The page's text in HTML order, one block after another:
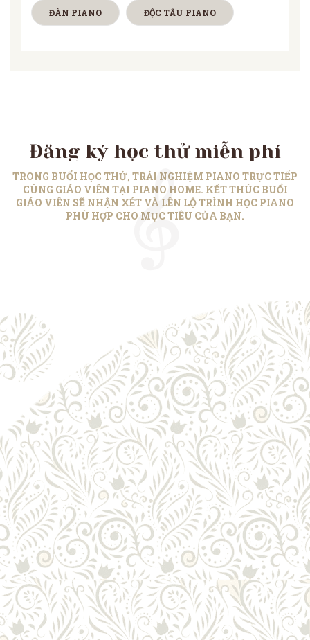
ĐÀN PIANO ĐỘC TẤU PIANO
Đăng ký học thử miễn phí
TRONG BUỔI HỌC THỬ, TRẢI NGHIỆM PIANO TRỰC TIẾP
CÙNG GIÁO VIÊN TẠI PIANO HOME. KẾT THÚC BUỔI
GIÁO VIÊN SẼ NHẬN XÉT VÀ LÊN LỘ TRÌNH HỌC PIANO
PHÙ HỢP CHO MỤC TIÊU CỦA BẠN.